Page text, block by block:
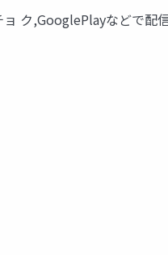
ク,GooglePlayなどで配